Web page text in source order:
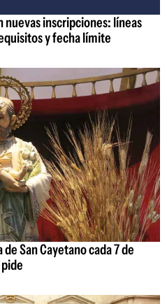
nuevas inscripciones: líneas
y fecha límite
San Cayetano cada 7 de